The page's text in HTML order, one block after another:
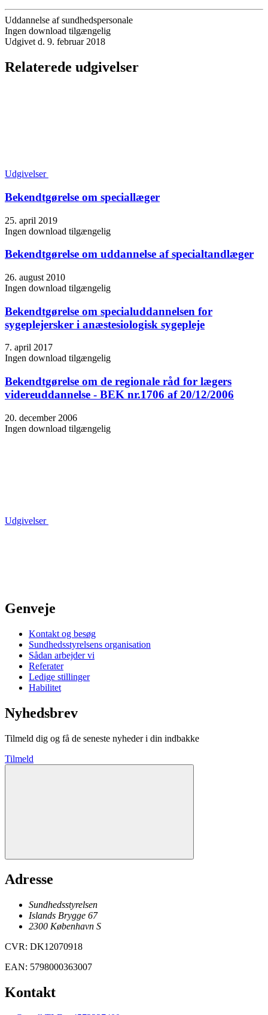
Uddannelse af sundhedspersonale
Ingen download tilgængelig
Udgivet d. 9. februar 2018
Relaterede udgivelser
Udgivelser
Bekendtgørelse om speciallæger
25. april 2019
Ingen download tilgængelig
Bekendtgørelse om uddannelse af specialtandlæger
26. august 2010
Ingen download tilgængelig
Bekendtgørelse om specialuddannelsen for
sygeplejersker i anæstesiologisk sygepleje
7. april 2017
Ingen download tilgængelig
Bekendtgørelse om de regionale råd for lægers
videreuddannelse - BEK nr.1706 af 20/12/2006
20. december 2006
Ingen download tilgængelig
Udgivelser
Genveje
Kontakt og besøg
Sundhedsstyrelsens organisation
Sådan arbejder vi
Referater
Ledige stillinger
Habilitet
Nyhedsbrev
Tilmeld dig og få de seneste nyheder i din indbakke
Tilmeld
Adresse
Sundhedsstyrelsen
Islands Brygge 67
2300 København S
CVR: DK12070918
EAN: 5798000363007
Kontakt